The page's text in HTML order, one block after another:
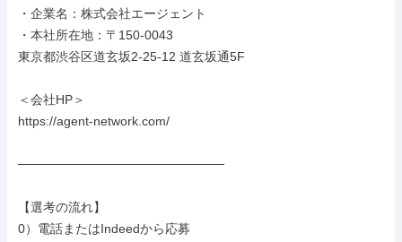
・企業名：株式会社エージェント
・本社所在地：〒150-0043
東京都渋谷区道玄坂2-25-12 道玄坂通5F
＜会社HP＞
https://agent-network.com/
───────────────────────
【選考の流れ】
0）電話またはIndeedから応募